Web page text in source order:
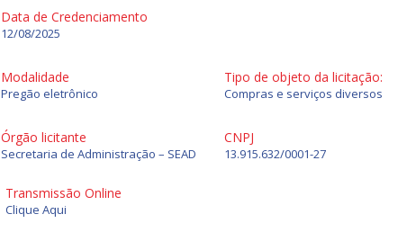
Data de Credenciamento
12/08/2025
Modalidade
Pregão eletrônico
Tipo de objeto da licitação:
Compras e serviços diversos
Órgão licitante
Secretaria de Administração – SEAD
CNPJ
13.915.632/0001-27
Transmissão Online
Clique Aqui